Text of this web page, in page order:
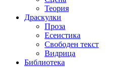
Теория
Драскулки
Проза
Есеистика
Свободен текст
Видрица
Библиотека